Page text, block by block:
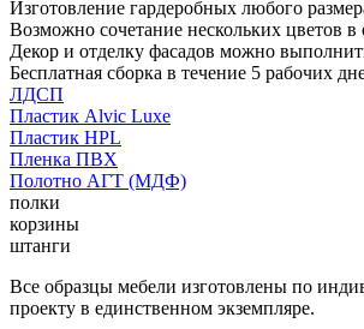
Изготовление гардеробных любого
Возможно сочетание нескольких цветов в
Декор и отделку фасадов можно
Бесплатная сборка в течение 5 рабочих
ЛДСП
Пластик Alvic Luxe
Пластик HPL
Пленка ПВХ
Полотно АГТ (МДФ)
полки
корзины
штанги
Все образцы мебели изготовлены по
проекту в единственном экземпляре.